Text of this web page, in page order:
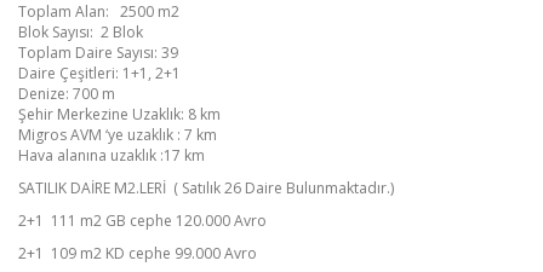
Toplam Alan: 2500 m2
Blok Sayısı: 2 Blok
Toplam Daire Sayısı: 39
Daire Çeşitleri: 1+1, 2+1
Denize: 700 m
Şehir Merkezine Uzaklık: 8 km
Migros AVM ‘ye uzaklık : 7 km
Hava alanına uzaklık :17 km
SATILIK DAİRE M2.LERİ ( Satılık 26 Daire Bulunmaktadır.)
2+1 111 m2 GB cephe 120.000 Avro
2+1 109 m2 KD cephe 99.000 Avro